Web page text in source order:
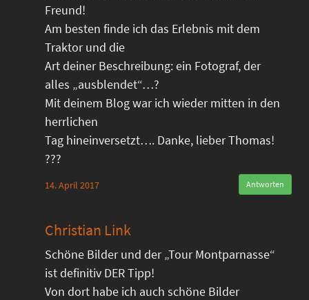
Freund!
Am besten finde ich das Erlebnis mit dem
Traktor und die
Art deiner Beschreibung: ein Fotograf, der
alles „ausblendet“…?
Mit deinem Blog war ich wieder mitten in den
herrlichen
Tag hineinversetzt…. Danke, lieber Thomas!
???
14. April 2017 Antworten
Christian Link
Schöne Bilder und der „Tour Montparnasse“
ist definitiv DER Tipp!
Von dort habe ich auch schöne Bilder